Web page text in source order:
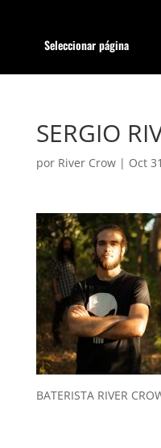
Seleccionar página
SERGIO
por River Crow| Oct
BATERISTA RIVER